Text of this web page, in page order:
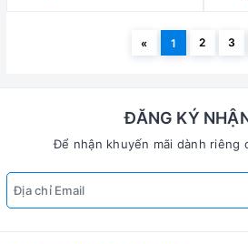
« 1 2 3
ĐĂNG KÝ
Để nhận khuyến mãi dành riêng